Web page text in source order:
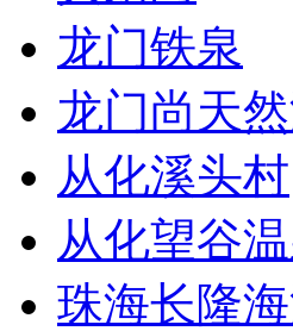
龙门铁泉
龙门尚天
从化溪头村
从化望谷
珠海长隆